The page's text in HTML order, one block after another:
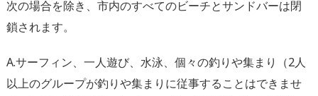
次の場合を除き、市内のすべてのビーチとサンドバーは閉
鎖されます。
A.サーフィン、一人遊び、水泳、個々の釣りや集まり（2人
以上のグループが釣りや集まりに従事することはできませ